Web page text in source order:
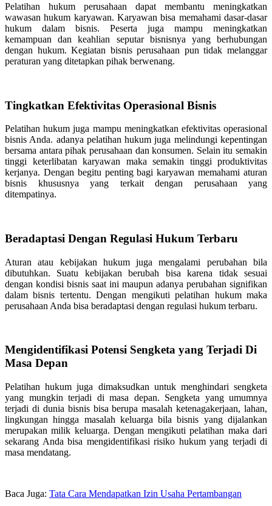
Pelatihan hukum perusahaan dapat membantu meningkatkan
wawasan hukum karyawan. Karyawan bisa memahami dasar-dasar
hukum dalam bisnis. Peserta juga mampu meningkatkan
kemampuan dan keahlian seputar bisnisnya yang berhubungan
dengan hukum. Kegiatan bisnis perusahaan pun tidak melanggar
peraturan yang ditetapkan pihak berwenang.
Tingkatkan Efektivitas Operasional Bisnis
Pelatihan hukum juga mampu meningkatkan efektivitas operasional
bisnis Anda. adanya pelatihan hukum juga melindungi kepentingan
bersama antara pihak perusahaan dan konsumen. Selain itu semakin
tinggi keterlibatan karyawan maka semakin tinggi produktivitas
kerjanya. Dengan begitu penting bagi karyawan memahami aturan
bisnis khususnya yang terkait dengan perusahaan yang
ditempatinya.
Beradaptasi Dengan Regulasi Hukum Terbaru
Aturan atau kebijakan hukum juga mengalami perubahan bila
dibutuhkan. Suatu kebijakan berubah bisa karena tidak sesuai
dengan kondisi bisnis saat ini maupun adanya perubahan signifikan
dalam bisnis tertentu. Dengan mengikuti pelatihan hukum maka
perusahaan Anda bisa beradaptasi dengan regulasi hukum terbaru.
Mengidentifikasi Potensi Sengketa yang Terjadi Di
Masa Depan
Pelatihan hukum juga dimaksudkan untuk menghindari sengketa
yang mungkin terjadi di masa depan. Sengketa yang umumnya
terjadi di dunia bisnis bisa berupa masalah ketenagakerjaan, lahan,
lingkungan hingga masalah keluarga bila bisnis yang dijalankan
merupakan milik keluarga. Dengan mengikuti pelatihan maka dari
sekarang Anda bisa mengidentifikasi risiko hukum yang terjadi di
masa mendatang.
Baca Juga: Tata Cara Mendapatkan Izin Usaha Pertambangan